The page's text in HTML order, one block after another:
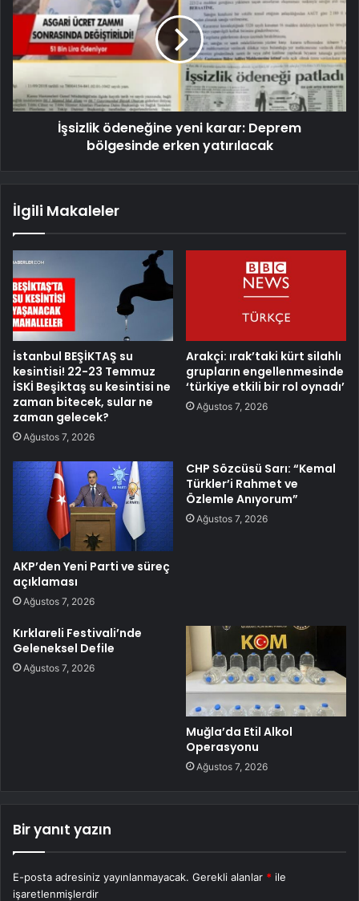
İşsizlik ödeneğine yeni karar: Deprem
bölgesinde erken yatırılacak
İlgili Makaleler
İstanbul BEŞİKTAŞ su
kesintisi! 22-23 Temmuz
İSKİ Beşiktaş su kesintisi ne
zaman bitecek, sular ne
zaman gelecek?
Ağustos 7, 2026
Arakçi: ırak’taki kürt silahlı
grupların engellenmesinde
‘türkiye etkili bir rol oynadı’
Ağustos 7, 2026
AKP’den Yeni Parti ve süreç
açıklaması
Ağustos 7, 2026
CHP Sözcüsü Sarı: “Kemal
Türkler’i Rahmet ve
Özlemle Anıyorum”
Ağustos 7, 2026
Kırklareli Festivali’nde
Geleneksel Defile
Ağustos 7, 2026
Muğla’da Etil Alkol
Operasyonu
Ağustos 7, 2026
Bir yanıt yazın
E-posta adresiniz yayınlanmayacak. Gerekli alanlar * ile
işaretlenmişlerdir